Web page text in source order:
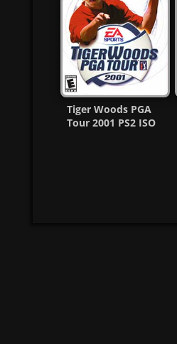
Tiger Woods PGA
Tour 2001 PS2 ISO